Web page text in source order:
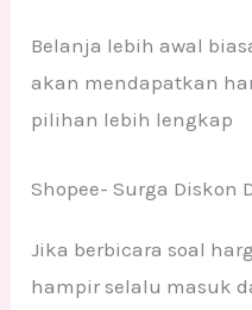
Belanja lebih awal
akan mendapatkan
pilihan lebih lengkap
Shopee- Surga Diskon
Jika berbicara soal
hampir selalu masuk